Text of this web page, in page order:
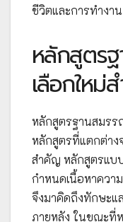
ชีวิตและการทำงาน
หลักสูตร
เลือกใหม่
หลักสูตรฐานสมรร
หลักสูตรที่แตกต่าง
สำคัญ หลักสูตรแบ
กำหนดเนื้อหาควา
จึงมาคิดถึงทักษะ
ภายหลัง ในขณะที่